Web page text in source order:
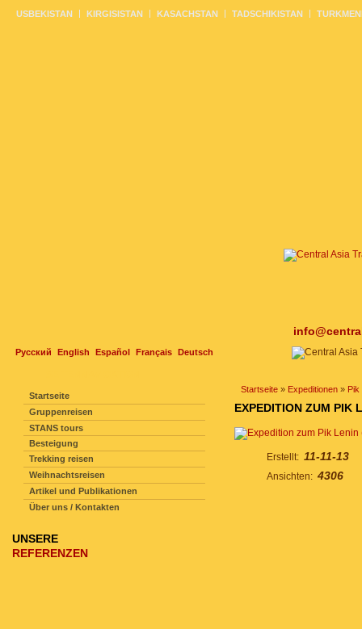
Русский English Español Français Deutsch
USBEKISTAN KIRGISISTAN KASACHSTAN TADSCHIKISTAN
Startseite » Expeditionen » Pik
EXPEDITION ZUM PIK
Erstellt: 11-11-13
Ansichten: 4306
Startseite
Gruppenreisen
STANS tours
Besteigung
Trekking reisen
Weihnachtsreisen
Artikel und Publikationen
Über uns / Kontakten
UNSERE
REFERENZEN